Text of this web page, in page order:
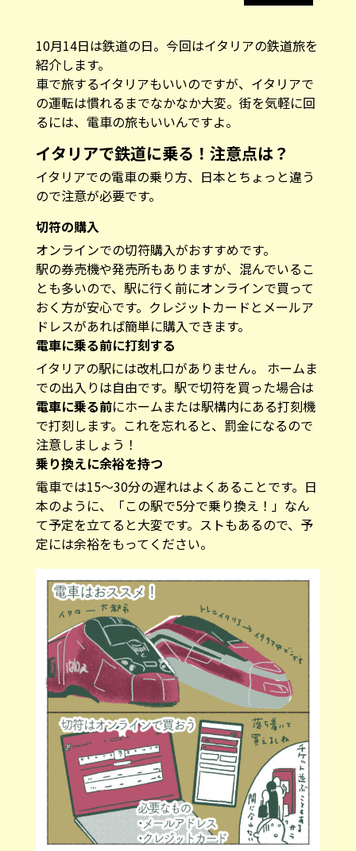
紹介します。
車で旅するイタリアもいいのですが、イタリアで
の運転は慣れるまでなかなか大変。街を気軽に回
るには、電車の旅もいいんですよ。
イタリアでの電車の乗り方、日本とちょっと違う
ので注意が必要です。
オンラインでの切符購入がおすすめです。
駅の券売機や発売所もありますが、混んでいるこ
とも多いので、駅に行く前にオンラインで買って
おく方が安心です。クレジットカードとメールア
ドレスがあれば簡単に購入できます。
電車に乗る前に打刻する
イタリアの駅には改札口がありません。 ホームま
での出入りは自由です。駅で切符を買った場合は
電車に乗る前にホームまたは駅構内にある打刻機
で打刻します。これを忘れると、罰金になるので
注意しましょう！
乗り換えに余裕を持つ
電車では15～30分の遅れはよくあることです。日
本のように、「この駅で5分で乗り換え！」なん
て予定を立てると大変です。ストもあるので、予
定には余裕をもってください。